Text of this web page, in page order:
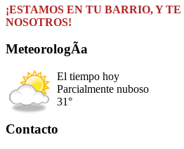
¡ESTAMOS EN TU BARRIO, Y
NOSOTROS!
MeteorologÃ­a
El tiempo hoy
Parcialmente nuboso
31°
Contacto